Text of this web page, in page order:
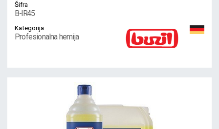
Šifra
B-IR45
Kategorija
Profesionalna hemija